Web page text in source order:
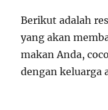
Berikut adalah
yang akan
makan Anda,
dengan keluarga